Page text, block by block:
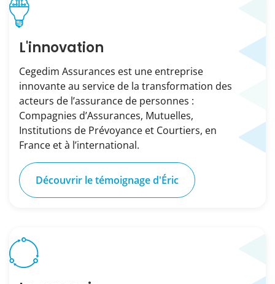
L'innovation
Cegedim Assurances est une entreprise
innovante au service de la transformation des
acteurs de l’assurance de personnes :
Compagnies d’Assurances, Mutuelles,
Institutions de Prévoyance et Courtiers, en
France et à l’international.
Découvrir le témoignage d'Éric